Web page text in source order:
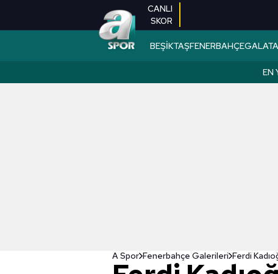
CANLI
SKOR
BEŞİKTAŞFENERBAHÇE
EN
A Spor Fenerbahçe Galerileri Ferdi